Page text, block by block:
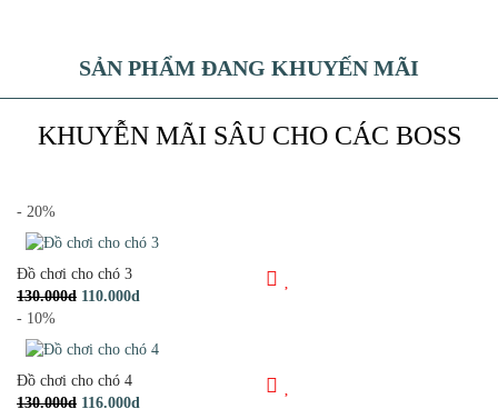
SẢN PHẨM ĐANG KHUYẾN MÃI
KHUYỄN MÃI SÂU CHO CÁC BOSS
- 20%
Đồ chơi cho chó 3
130.000d 110.000d
- 10%
Đồ chơi cho chó 4
130.000d 116.000d